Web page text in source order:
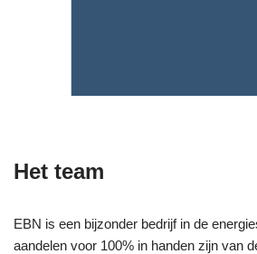
Het team
EBN is een bijzonder bedrijf in de
aandelen voor 100% in handen zijn van